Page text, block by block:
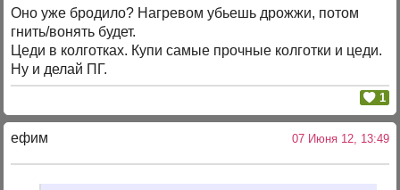
Оно уже бродило? Нагревом убьешь дрожжи, потом
гнить/вонять будет.
Цеди в колготках. Купи самые прочные колготки и цеди.
Ну и делай ПГ.
1
ефим 07 Июня 12, 13:49